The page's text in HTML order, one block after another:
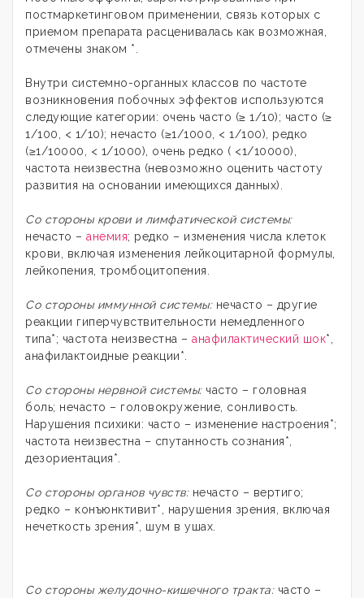
постмаркетинговом применении, связь которых с
приемом препарата расценивалась как возможная,
отмечены знаком *.
Внутри системно-органных классов по частоте
возникновения побочных эффектов используются
следующие категории: очень часто (≥ 1/10); часто (≥
1/100, < 1/10); нечасто (≥1/1000, < 1/100), редко
(≥1/10000, < 1/1000), очень редко ( <1/10000),
частота неизвестна (невозможно оценить частоту
развития на основании имеющихся данных).
Со стороны крови и лимфатической системы:
нечасто – анемия; редко – изменения числа клеток
крови, включая изменения лейкоцитарной формулы,
лейкопения, тромбоцитопения.
Со стороны иммунной системы: нечасто – другие
реакции гиперчувствительности немедленного
типа*; частота неизвестна – анафилактический шок*,
анафилактоидные реакции*.
Со стороны нервной системы:часто – головная
боль; нечасто – головокружение, сонливость.
Нарушения психики: часто – изменение настроения*;
частота неизвестна – спутанность сознания*,
дезориентация*.
Со стороны органов чувств:нечасто – вертиго;
редко – конъюнктивит*, нарушения зрения, включая
нечеткость зрения*, шум в ушах.
Со стороны желудочно-кишечного тракта:часто –